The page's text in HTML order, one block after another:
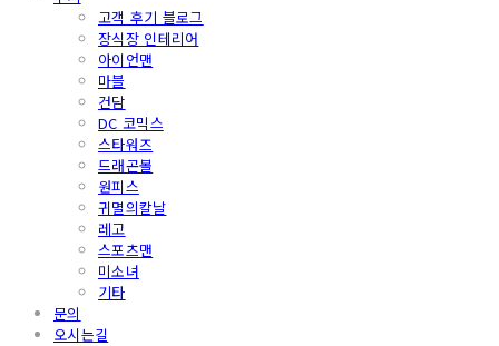
고객 후기 블로그
장식장 인테리어
아이언맨
마블
건담
DC 코믹스
스타워즈
드래곤볼
원피스
귀멸의칼날
레고
스포츠맨
미소녀
기타
문의
오시는길